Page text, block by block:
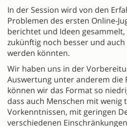
In der Session wird von den
Problemen des ersten Online-
berichtet und Ideen
zukünftig noch besser und
werden könnten.
Wir haben uns in der
Auswertung unter anderem die
können wir das Format so
dass auch Menschen mit wenig
Vorkenntnissen, mit geringen
verschiedenen